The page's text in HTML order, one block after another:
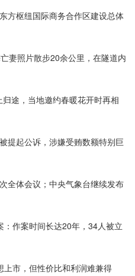
方枢纽国际商务合作区建设总体
妻照片散步20余公里，在隧道内
途，当地邀约春暖花开时再相
提起公诉，涉嫌受贿数额特别巨
全体会议；中央气象台继续发布
作案时间长达20年，34人被立
市，但性价比和利润难兼得